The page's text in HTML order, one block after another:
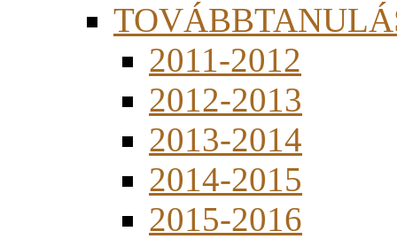
2011-2012
2012-2013
2013-2014
2014-2015
2015-2016